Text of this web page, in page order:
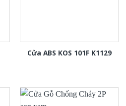
Cửa ABS KOS 101F K1129